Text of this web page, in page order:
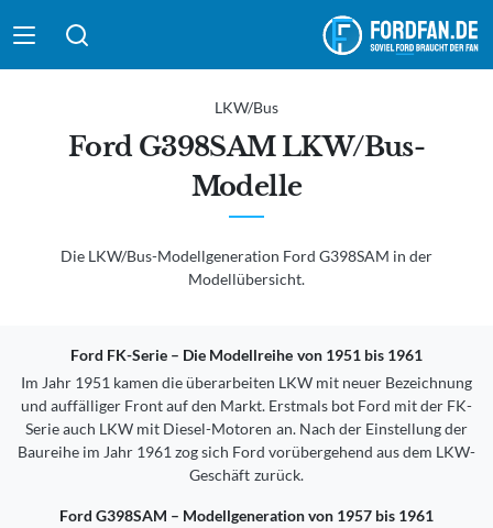
Suche absenden
Ford G398SAM LKW/Bus-
Modelle
LKW/Bus
Die LKW/Bus-Modellgeneration Ford G398SAM in der
Modellübersicht.
Ford FK-Serie – Die Modellreihe von 1951 bis 1961
Im Jahr 1951 kamen die überarbeiten LKW mit neuer Bezeichnung
und auffälliger Front auf den Markt. Erstmals bot Ford mit der FK-
Serie auch LKW mit Diesel-Motoren an. Nach der Einstellung der
Baureihe im Jahr 1961 zog sich Ford vorübergehend aus dem LKW-
Geschäft zurück.
Ford G398SAM – Modellgeneration von 1957 bis 1961